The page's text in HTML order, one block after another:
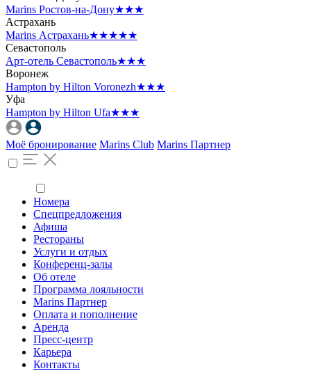
Marins Ростов-на-Дону★★★
Астрахань
Marins Астрахань★★★★★
Севастополь
Арт-отель Севастополь★★★
Воронеж
Hampton by Hilton Voronezh★★★
Уфа
Hampton by Hilton Ufa★★★
Моё бронирование Marins Club Marins Партнер
Номера
Спецпредложения
Афиша
Рестораны
Услуги и отдых
Конференц-залы
Об отеле
Программа лояльности
Marins Партнер
Оплата и пополнение
Аренда
Пресс-центр
Карьера
Контакты